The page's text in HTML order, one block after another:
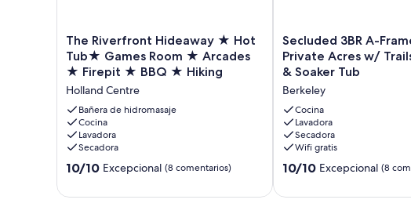
* Garbage bin on site, for guest garbage.
The
Riverfront
Hideaway
Hot
Tub★
Games
Room
★
Arcades
Firepit
The Riverfront Hideaway ★ Hot
Tub★ Games Room ★ Arcades
★ Firepit ★ BBQ ★ Hiking
Holland Centre
Bañera de hidromasaje
Cocina
Lavadora
Secadora
10.0
10,
10/10 Excepcional (8 comentarios)
Secluded
3BR
A-
on
25
Private
Acres
w/
Trails,
&
Secluded 3BR A-
Private Acres w/
& Soaker Tub
Berkeley
Cocina
Lavadora
Secadora
Wifi gratis
10.0
10,
10/10 Excepcional (8